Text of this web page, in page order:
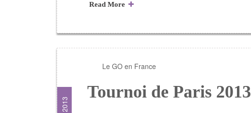
Read More
Le GO en France
Tournoi de Paris 2013